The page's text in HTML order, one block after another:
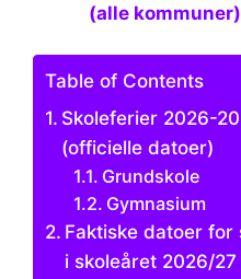
(alle kommuner)
Table of Contents
Skoleferier 2026-
(officielle datoer)
Grundskole
Gymnasium
Faktiske datoer for
i skoleåret 2026/27